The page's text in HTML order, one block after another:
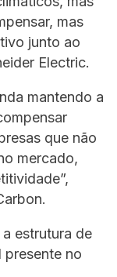
mas
junto ao
Electric.
mantendo a
que não
mercado,
estrutura de
presente no